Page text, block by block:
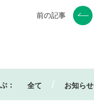
前の記事
： 全て お知らせ